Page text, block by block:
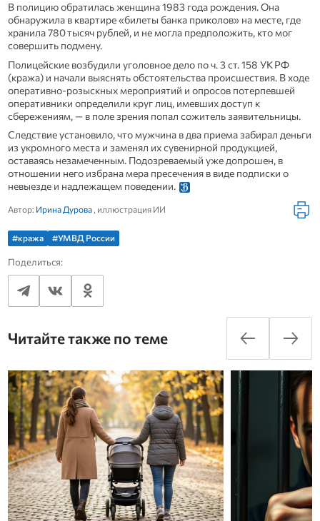
В полицию обратилась женщина 1983 года рождения. Она
обнаружила в квартире «билеты банка приколов» на месте, где
хранила 780 тысяч рублей, и не могла предположить, кто мог
совершить подмену.
Полицейские возбудили уголовное дело по ч. 3 ст. 158 УК РФ
(кража) и начали выяснять обстоятельства происшествия. В ходе
оперативно‑розыскных мероприятий и опросов потерпевшей
оперативники определили круг лиц, имевших доступ к
сбережениям, — в поле зрения попал сожитель заявительницы.
Следствие установило, что мужчина в два приема забирал деньги
из укромного места и заменял их сувенирной продукцией,
оставаясь незамеченным. Подозреваемый уже допрошен, в
отношении него избрана мера пресечения в виде подписки о
невыезде и надлежащем поведении.
Автор: Ирина Дурова, иллюстрация ИИ
#кража #УМВД России
Поделиться:
Читайте также по теме